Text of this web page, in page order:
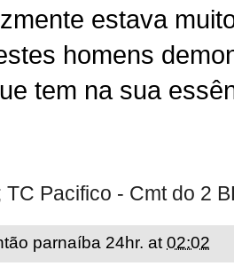
estava
homens
tem na sua
TC Pacifico - Cmt do 2
parnaíba 24hr. at 02:02